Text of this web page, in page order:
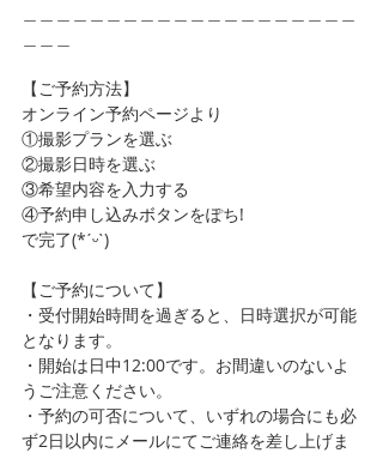
【ご予約方法】
オンライン予約ページより
①撮影プランを選ぶ
②撮影日時を選ぶ
③希望内容を入力する
④予約申し込みボタンをぽち!
で完了(*ˊᵕˋ)
【ご予約について】
・受付開始時間を過ぎると、日時選択が可能
となります。
・開始は日中12:00です。お間違いのないよ
うご注意ください。
・予約の可否について、いずれの場合にも必
ず2日以内にメールにてご連絡を差し上げま